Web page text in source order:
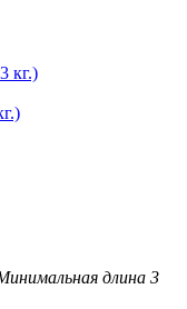
длина 3